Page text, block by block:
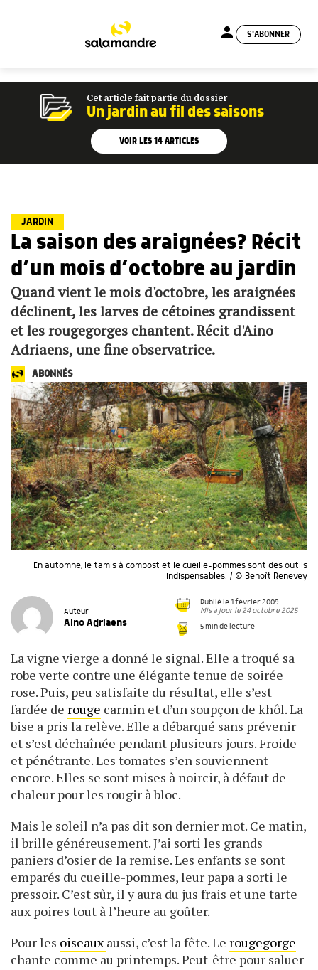
person S'ABONNER
Cet article fait partie du dossier
Un jardin au fil des saisons
VOIR LES 14 ARTICLES
JARDIN
La saison des araignées? Récit
d’un mois d’octobre au jardin
Quand vient le mois d'octobre, les araignées
déclinent, les larves de cétoines grandissent
et les rougegorges chantent. Récit d'Aino
Adriaens, une fine observatrice.
ABONNÉS
En automne, le tamis à compost et le cueille-pommes sont des outils
indispensables. / © Benoît Renevey
Auteur
Aino Adriaens
Publié le 1 février 2009
Mis à jour le 24 octobre 2025
5 min de lecture
La vigne vierge a donné le signal. Elle a troqué sa
robe verte contre une élégante tenue de soirée
rose. Puis, peu satisfaite du résultat, elle s’est
fardée de rouge carmin et d’un soupçon de khôl. La
bise a pris la relève. Elle a débarqué sans prévenir
et s’est déchaînée pendant plusieurs jours. Froide
et pénétrante. Les tomates s’en souviennent
encore. Elles se sont mises à noircir, à défaut de
chaleur pour les rougir à bloc.
Mais le soleil n’a pas dit son dernier mot. Ce matin,
il brille généreusement. J’ai sorti les grands
paniers d’osier de la remise. Les enfants se sont
emparés du cueille-pommes, leur papa a sorti le
pressoir. C’est sûr, il y aura du jus frais et une tarte
aux poires tout à l’heure au goûter.
Pour les oiseaux aussi, c’est la fête. Le rougegorge
chante comme au printemps. Peut-être pour saluer